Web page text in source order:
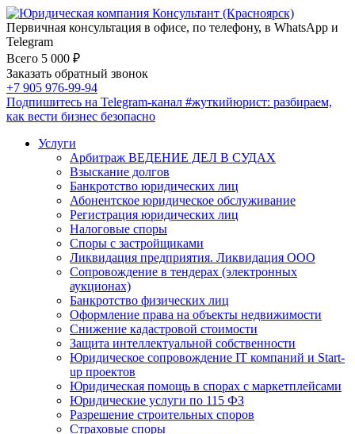
Первичная консультация в офисе, по телефону, в WhatsApp и
Telegram
Всего 5 000 ₽
Заказать обратный звонок
+7 905 976-99-94
Подпишитесь на Telegram-канал #жуткийюрист: разбираем,
как вести бизнес безопасно
Услуги
Арбитраж ВЕДЕНИЕ ДЕЛ В СУДАХ
Взыскание долгов
Банкротство юридических лиц
Абонентское юридическое обслуживание
Регистрация юридических лиц
Налоговые споры
Споры с застройщиками
Ликвидация предприятия. Ликвидация ООО
Сопровождение в тендерах (электронных
аукционах)
Банкротство физических лиц
Оформление права на объекты недвижимости
Снижение кадастровой стоимости
Защита интеллектуальной собственности
Юридическое сопровождение IT компаний и Start-
up проектов
Юридическая помощь в спорах с маркетплейсами
Юридические услуги по 115 ФЗ
Разрешение строительных споров
Страховые споры